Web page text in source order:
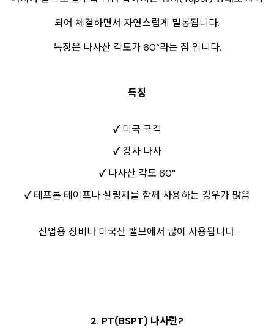
되어 체결하면서 자연스럽게 밀봉됩니다.
특징은 나사산 각도가 60°라는 점 입니다.
특징
✓미국 규격
✓경사 나사
✓나사산 각도 60°
✓테프론 테이프나 실링제를 함께 사용하는 경우가 많음
산업용 장비나 미국산 밸브에서 많이 사용됩니다.
2. PT(BSPT) 나사란?